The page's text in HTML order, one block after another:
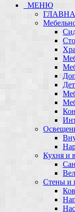
МЕНЮ
Кухня и
Стены и